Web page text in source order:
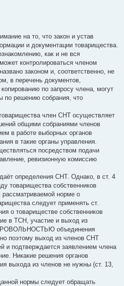
на то, что закон и устав
и документации товарищества.
как и не вся
контролироваться членом
законом и, соответственно, не
в перечень документов,
по запросу члена, могут
по решению собрания, что
член СНТ осуществляет
общими собраниями членов
в работе выборных органов
в такие органы управления.
посредством подачи
ревизионную комиссию
определения СНТ. Однако, в ст. 4
товарищества собственников
рассматриваемой норме о
следует применять ст.
о товариществе собственников
в ТСН, участие и выход из
объединения
поэтому выход из членов СНТ
и подтверждается заявлением члена
Никакие решения органов
выхода из членов не нужны (ст. 13,
нормы следует обращать